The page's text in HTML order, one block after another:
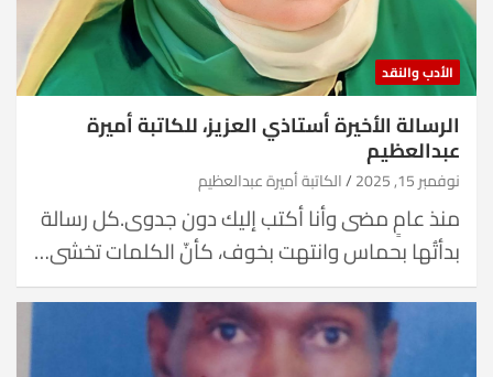
الأدب والنقد
الرسالة الأخيرة أستاذي العزيز، للكاتبة أميرة
عبدالعظيم
نوفمبر 15, 2025 الكاتبة أميرة عبدالعظيم
منذ عامٍ مضى وأنا أكتب إليك دون جدوى.كل رسالة
بدأتُها بحماس وانتهت بخوف، كأنّ الكلمات تخشى…